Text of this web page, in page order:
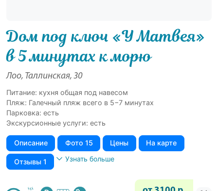
Дом под ключ «У Матвея»
в 5 минутах к морю
Лоо, Таллинская, 30
Питание: кухня общая под навесом
Пляж: Галечный пляж всего в 5−7 минутах
Парковка: есть
Экскурсионные услуги: есть
Описание Фото 15 Цены На карте
Отзывы 1 Узнать больше